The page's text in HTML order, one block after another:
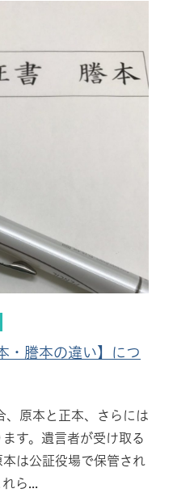
・謄本の違い】につ
、原本と正本、さらには
す。遺言者が受け取る
は公証役場で保管され
ら...